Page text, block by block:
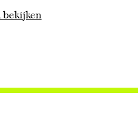
bekijken